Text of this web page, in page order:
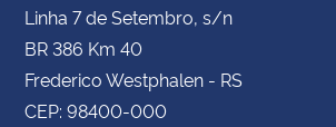
Linha 7 de Setembro, s/n
BR 386 Km 40
Frederico Westphalen - RS
CEP: 98400-000